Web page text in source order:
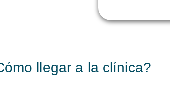
llegar a la clínica?​